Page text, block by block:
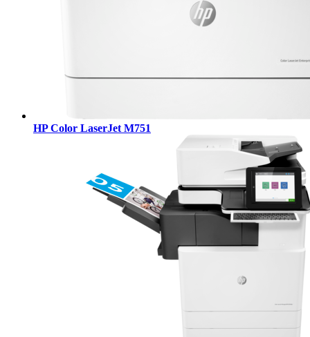
HP Color LaserJet M751